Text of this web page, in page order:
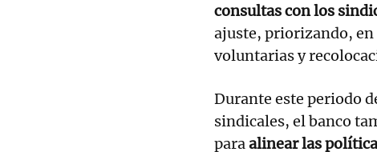
consultas con los
ajuste, priorizando, en
voluntarias y
Durante este periodo
sindicales, el banco
paraalinear las